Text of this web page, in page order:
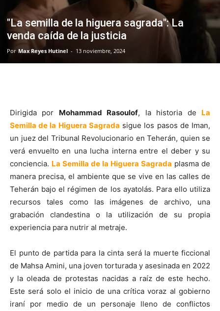
"La semilla de la higuera sagrada": La
venda caída de la justicia
Por Max Reyes Hutinel - 13 noviembre, 2024
Dirigida por Mohammad Rasoulof, la historia de La
Semilla de la Higuera Sagrada sigue los pasos de Iman,
un juez del Tribunal Revolucionario en Teherán, quien se
verá envuelto en una lucha interna entre el deber y su
conciencia. La Semilla de la Higuera Sagrada plasma de
manera precisa, el ambiente que se vive en las calles de
Teherán bajo el régimen de los ayatolás. Para ello utiliza
recursos tales como las imágenes de archivo, una
grabación clandestina o la utilización de su propia
experiencia para nutrir al metraje.
El punto de partida para la cinta será la muerte ficcional
de Mahsa Amini, una joven torturada y asesinada en 2022
y la oleada de protestas nacidas a raíz de este hecho.
Este será solo el inicio de una crítica voraz al gobierno
iraní por medio de un personaje lleno de conflictos